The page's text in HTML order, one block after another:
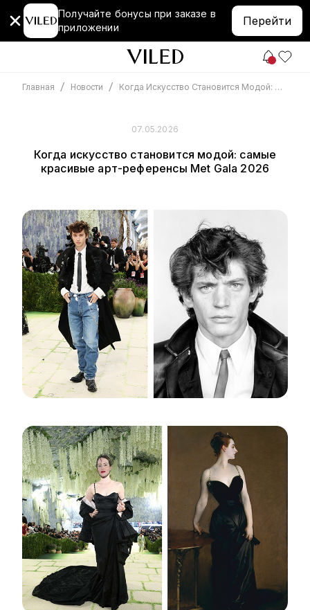
Получайте бонусы при заказе в
приложении
Перейти
Главная / Новости / Когда Искусство Становится Модой: Самые Красивые Арт-Референсы Met Gala 2026
07.05.2026
Когда искусство становится модой: самые
красивые арт-референсы Met Gala 2026